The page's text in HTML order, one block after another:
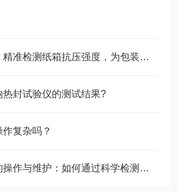
纸箱抗压试验仪：精准检测纸箱抗压强度，为包装质量提供可靠保障的关键设备
封试验仪的测试结果?
复杂吗？
纸箱抗压试验仪的操作与维护：如何通过科学检测提升包装材料的可靠性